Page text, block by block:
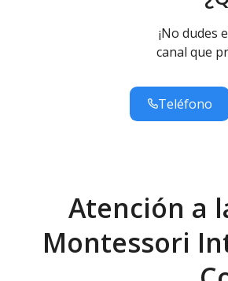
¡No dudes
canal que
Teléfono
Atención a
Montessori